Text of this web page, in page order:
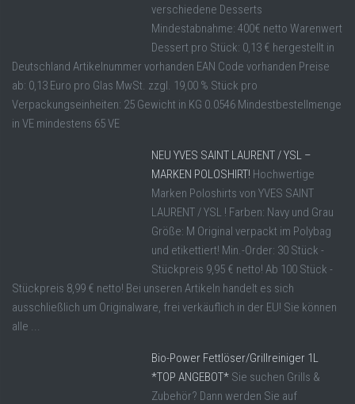
verschiedene Desserts
Mindestabnahme: 400€ netto Warenwert
Dessert pro Stück: 0,13 € hergestellt in
Deutschland Artikelnummer vorhanden EAN Code vorhanden Preise
ab: 0,13 Euro pro Glas MwSt. zzgl. 19,00 % Stück pro
Verpackungseinheiten: 25 Gewicht in KG 0.0546 Mindestbestellmenge
in VE mindestens 65 VE
NEU YVES SAINT LAURENT / YSL –
MARKEN POLOSHIRT! Hochwertige
Marken Poloshirts von YVES SAINT
LAURENT / YSL ! Farben: Navy und Grau
Größe: M Original verpackt im Polybag
und etikettiert! Min.-Order: 30 Stück -
Stückpreis 9,95 € netto! Ab 100 Stück -
Stückpreis 8,99 € netto! Bei unseren Artikeln handelt es sich
ausschließlich um Originalware, frei verkäuflich in der EU! Sie können
alle ...
Bio-Power Fettlöser/Grillreiniger 1L
*TOP ANGEBOT* Sie suchen Grills &
Zubehör? Dann werden Sie auf